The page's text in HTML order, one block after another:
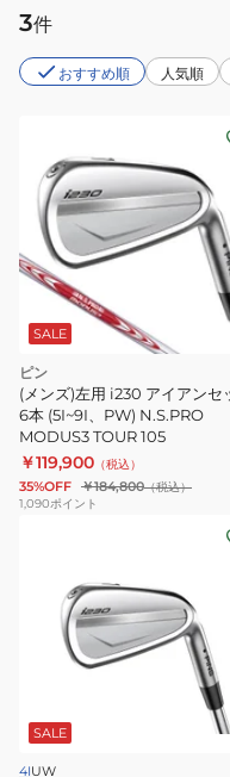
3件
おすすめ順 人気順
SALE
ピン
(メンズ)左用 i230 アイアンセ
6本 (5I~9I、PW) N.S.PRO
MODUS3 TOUR 105
￥119,900 （税込）
35%OFF ￥184,800（税込）
1,090ポイント
ズ)i230
N.S.PRO
SALE
4IUW